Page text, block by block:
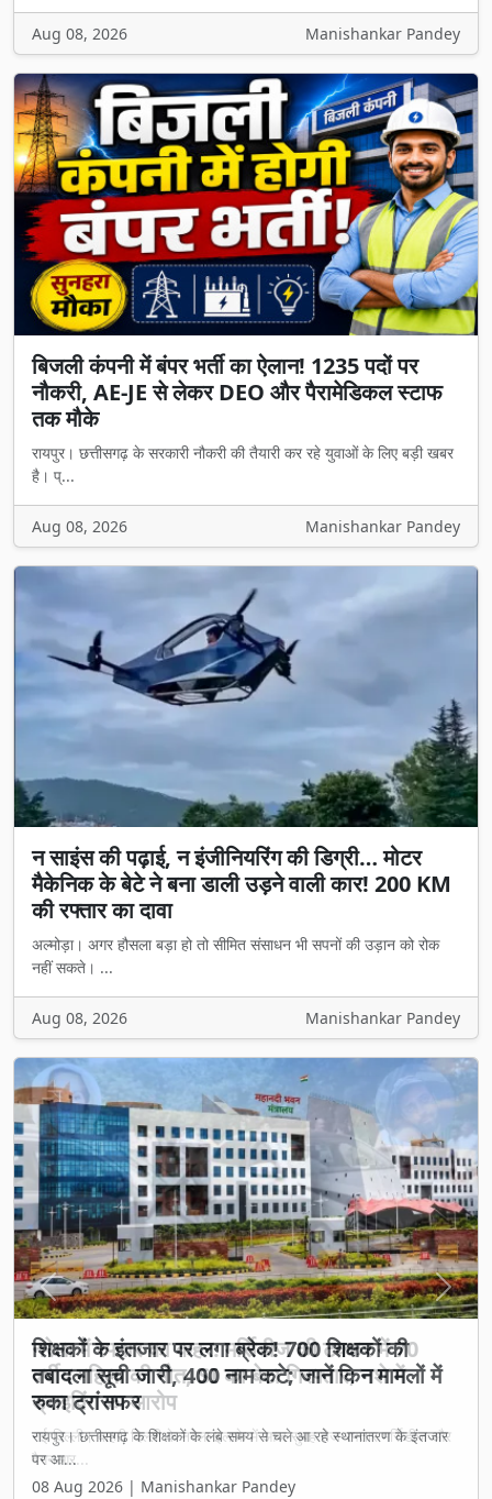
Aug 08, 2026 Manishankar Pandey
बिजली कंपनी में बंपर भर्ती का ऐलान! 1235 पदों पर
नौकरी, AE-JE से लेकर DEO और पैरामेडिकल स्टाफ
तक मौके
रायपुर। छत्तीसगढ़ के सरकारी नौकरी की तैयारी कर रहे युवाओं के लिए बड़ी खबर
है। प्...
Aug 08, 2026 Manishankar Pandey
न साइंस की पढ़ाई, न इंजीनियरिंग की डिग्री… मोटर
मैकेनिक के बेटे ने बना डाली उड़ने वाली कार! 200 KM
की रफ्तार का दावा
अल्मोड़ा। अगर हौसला बड़ा हो तो सीमित संसाधन भी सपनों की उड़ान को रोक
नहीं सकते। ...
Aug 08, 2026 Manishankar Pandey
शिक्षकों के इंतजार पर लगा ब्रेक! 700 शिक्षकों की
तबादला सूची जारी, 400 नाम कटे; जानें किन मामलों में
रुका ट्रांसफर
रायपुर। छत्तीसगढ़ के शिक्षकों के लंबे समय से चले आ रहे स्थानांतरण के इंतजार
पर आ...
08 Aug 2026 | Manishankar Pandey
Previous Next